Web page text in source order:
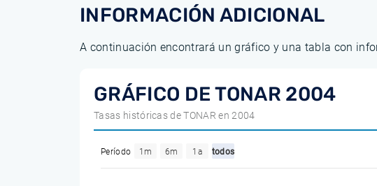
INFORMACIÓN ADICIONAL
A continuación encontrará un gráfico y una tabla con
GRÁFICO DE TONAR 2004
Tasas históricas de TONAR en 2004
Período 1m 6m 1a todos